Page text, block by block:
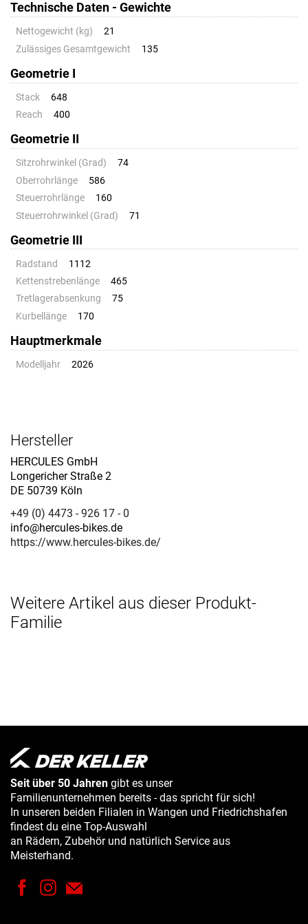
Technische Daten - Gewichte
Nettogewicht (kg)
21
Zulässiges Gesamtgewicht
135
Geometrie I
Stack
648
Reach
400
Geometrie II
Sitzrohrwinkel (Grad)
74
Oberrohrlänge
586
Steuerrohrlänge
160
Steuerrohrwinkel (Grad)
71
Geometrie III
Radstand
1112
Kettenstrebenlänge
465
Tretlagerabsenkung
75
Kurbellänge
170
Hauptmerkmale
Modelljahr 2026
Hersteller
HERCULES GmbH
Longericher Straße 2
DE 50739 Köln
+49 (0) 4473 - 926 17 - 0
info@hercules-bikes.de
https://www.hercules-bikes.de/
Weitere Artikel aus dieser Produkt-
Familie
Seit über 50 Jahren gibt es unser
Familienunternehmen bereits - das spricht für sich!
In unseren beiden Filialen in Wangen und Friedrichshafen
findest du eine Top-Auswahl
an Rädern, Zubehör und natürlich Service aus
Meisterhand.